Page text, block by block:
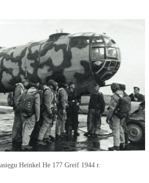
Heinkel He 177 Greif 1944 r.